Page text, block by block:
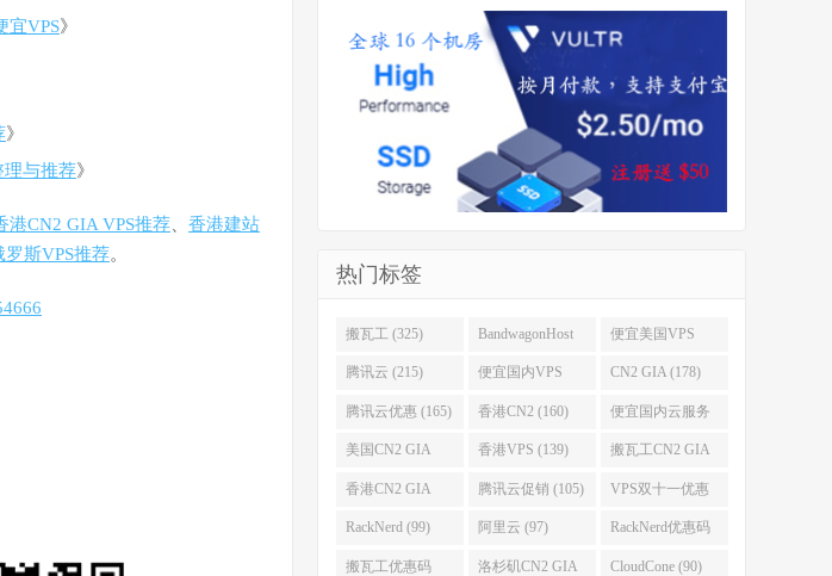
宜VPS》
》
理与推荐》
港CN2 GIA VPS推荐
香港建站
罗斯VPS推荐。
热门标签
搬瓦工 (325) BandwagonHost
(223)
便宜美国VPS
(222)
腾讯云 (215) 便宜国内VPS
(184)
CN2 GIA (178)
腾讯云优惠 (165) 香港CN2 (160) 便宜国内云服务
器 (152)
美国CN2 GIA
(141)
香港VPS (139) 搬瓦工CN2 GIA
(118)
香港CN2 GIA
(111)
腾讯云促销 (105) VPS双十一优惠
(102)
RackNerd (99) 阿里云 (97) RackNerd优惠码
(93)
搬瓦工优惠码 洛杉矶CN2 GIA CloudCone (90)